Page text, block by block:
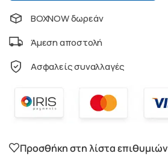
BOXNOW δωρεάν
Άμεση αποστολή
Ασφαλείς συναλλαγές
Προσθήκη στη λίστα επιθυμιών